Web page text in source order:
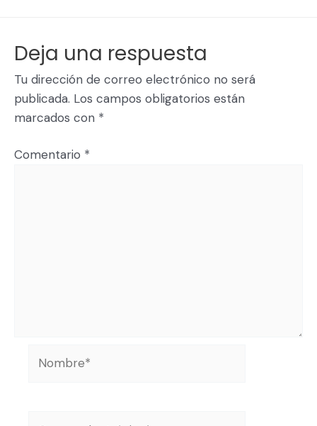
Deja una respuesta
Tu dirección de correo electrónico no será
publicada. Los campos obligatorios están
marcados con *
Comentario *